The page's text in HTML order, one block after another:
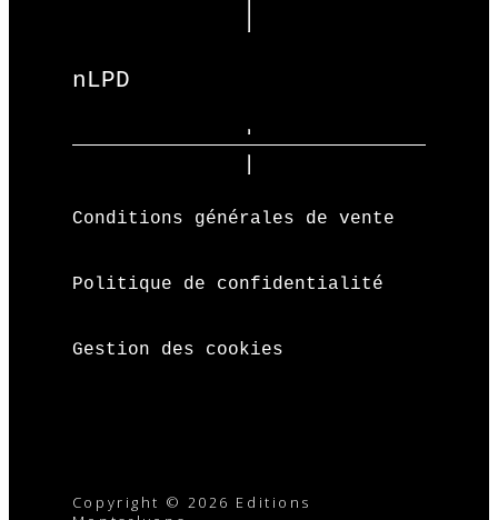
nLPD
Conditions générales de vente
Politique de confidentialité
Gestion des cookies
Copyright © 2026 Editions